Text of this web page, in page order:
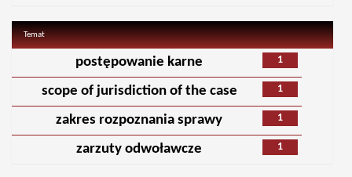
Temat
1
postępowanie karne
1
scope of jurisdiction of the case
1
zakres rozpoznania sprawy
1
zarzuty odwoławcze